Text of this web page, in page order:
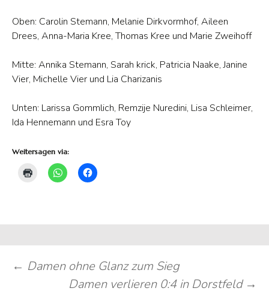
Oben: Carolin Stemann, Melanie Dirkvormhof, Aileen
Drees, Anna-Maria Kree, Thomas Kree und Marie Zweihoff
Mitte: Annika Stemann, Sarah krick, Patricia Naake, Janine
Vier, Michelle Vier und Lia Charizanis
Unten: Larissa Gommlich, Remzije Nuredini, Lisa Schleimer,
Ida Hennemann und Esra Toy
Weitersagen via:
Beitragsnavigation
← Damen ohne Glanz zum Sieg
Damen verlieren 0:4 in Dorstfeld →